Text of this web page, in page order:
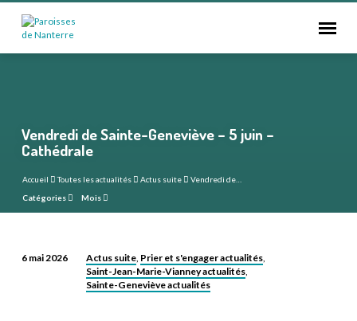
Vendredi de Sainte-Geneviève – 5 juin –
Cathédrale
Accueil Toutes les actualités Actus suite
Vendredi de…
Catégories
Mois
Vendredi
6 mai 2026 Actus suite, Prier et s'engager actualités,
Saint-Jean-Marie-Vianney actualités,
Sainte-Geneviève actualités